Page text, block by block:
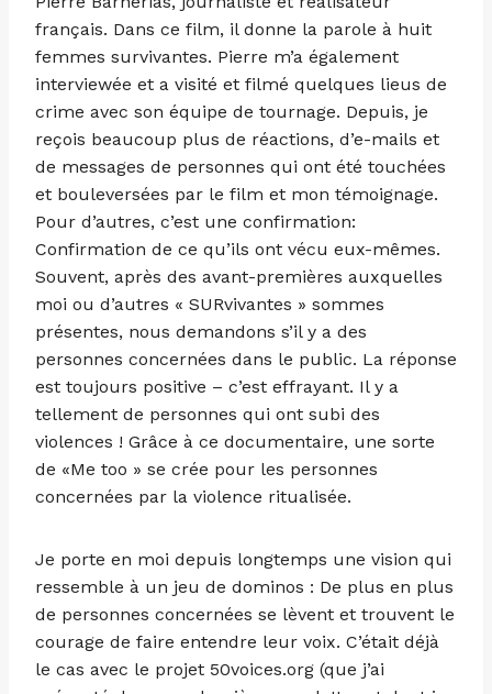
français. Dans ce film, il donne la parole à huit
femmes survivantes. Pierre m’a également
interviewée et a visité et filmé quelques lieus de
crime avec son équipe de tournage. Depuis, je
reçois beaucoup plus de réactions, d’e-mails et
de messages de personnes qui ont été touchées
et bouleversées par le film et mon témoignage.
Pour d’autres, c’est une confirmation:
Confirmation de ce qu’ils ont vécu eux-mêmes.
Souvent, après des avant-premières auxquelles
moi ou d’autres « SURvivantes » sommes
présentes, nous demandons s’il y a des
personnes concernées dans le public. La réponse
est toujours positive – c’est effrayant. Il y a
tellement de personnes qui ont subi des
violences ! Grâce à ce documentaire, une sorte
de «Me too » se crée pour les personnes
concernées par la violence ritualisée.
Je porte en moi depuis longtemps une vision qui
ressemble à un jeu de dominos : De plus en plus
de personnes concernées se lèvent et trouvent le
courage de faire entendre leur voix. C’était déjà
le cas avec le projet 50voices.org (que j’ai